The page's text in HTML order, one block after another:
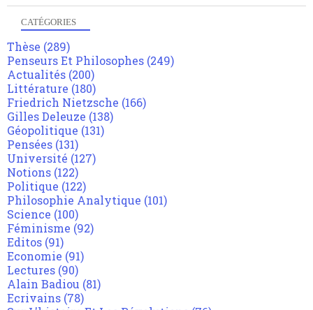
CATÉGORIES
Thèse (289)
Penseurs Et Philosophes (249)
Actualités (200)
Littérature (180)
Friedrich Nietzsche (166)
Gilles Deleuze (138)
Géopolitique (131)
Pensées (131)
Université (127)
Notions (122)
Politique (122)
Philosophie Analytique (101)
Science (100)
Féminisme (92)
Editos (91)
Economie (91)
Lectures (90)
Alain Badiou (81)
Ecrivains (78)